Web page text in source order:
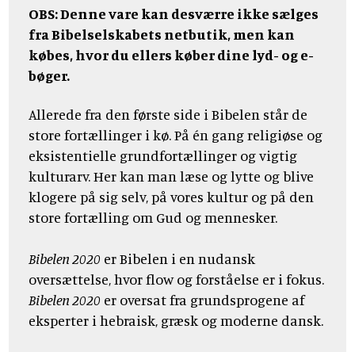
OBS: Denne vare kan desværre ikke sælges
fra Bibelselskabets netbutik, men kan
købes, hvor du ellers køber dine lyd- og e-
bøger.
Allerede fra den første side i Bibelen står de
store fortællinger i kø. På én gang religiøse og
eksistentielle grundfortællinger og vigtig
kulturarv. Her kan man læse og lytte og blive
klogere på sig selv, på vores kultur og på den
store fortælling om Gud og mennesker.
Bibelen 2020 er Bibelen i en nudansk
oversættelse, hvor flow og forståelse er i fokus.
Bibelen 2020 er oversat fra grundsprogene af
eksperter i hebraisk, græsk og moderne dansk.